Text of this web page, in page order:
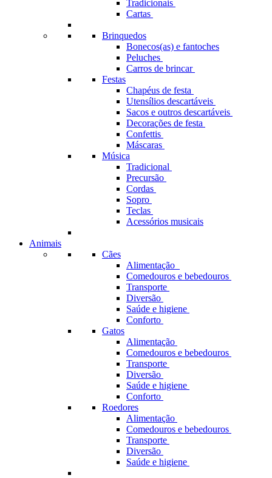
Tradicionais
Cartas
Brinquedos
Bonecos(as) e fantoches
Peluches
Carros de brincar
Festas
Chapéus de festa
Utensílios descartáveis
Sacos e outros descartáveis
Decorações de festa
Confettis
Máscaras
Música
Tradicional
Precursão
Cordas
Sopro
Teclas
Acessórios musicais
Animais
Cães
Alimentação
Comedouros e bebedouros
Transporte
Diversão
Saúde e higiene
Conforto
Gatos
Alimentação
Comedouros e bebedouros
Transporte
Diversão
Saúde e higiene
Conforto
Roedores
Alimentação
Comedouros e bebedouros
Transporte
Diversão
Saúde e higiene